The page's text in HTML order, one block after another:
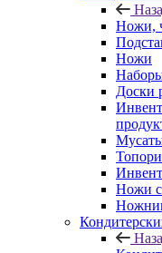
Ножи,
Ножи
Доски
Ножи